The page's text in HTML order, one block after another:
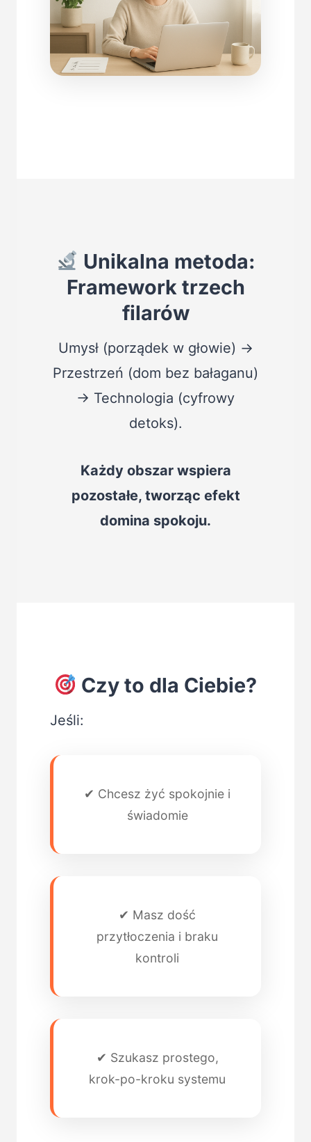
Unikalna metoda:
Framework trzech
filarów
Umysł (porządek w głowie) →
Przestrzeń (dom bez bałaganu)
→ Technologia (cyfrowy
detoks).
Każdy obszar wspiera
pozostałe, tworząc efekt
domina spokoju.
Czy to dla Ciebie?
Jeśli:
✔ Chcesz żyć spokojnie i
świadomie
✔ Masz dość
przytłoczenia i braku
kontroli
✔ Szukasz prostego,
krok-po-kroku systemu